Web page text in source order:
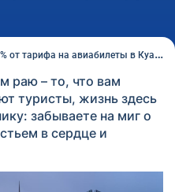
тарифа на авиабилеты в Куала-Лумпур
раю – то, что вам
туристы, жизнь здесь
забываете на миг о
в сердце и